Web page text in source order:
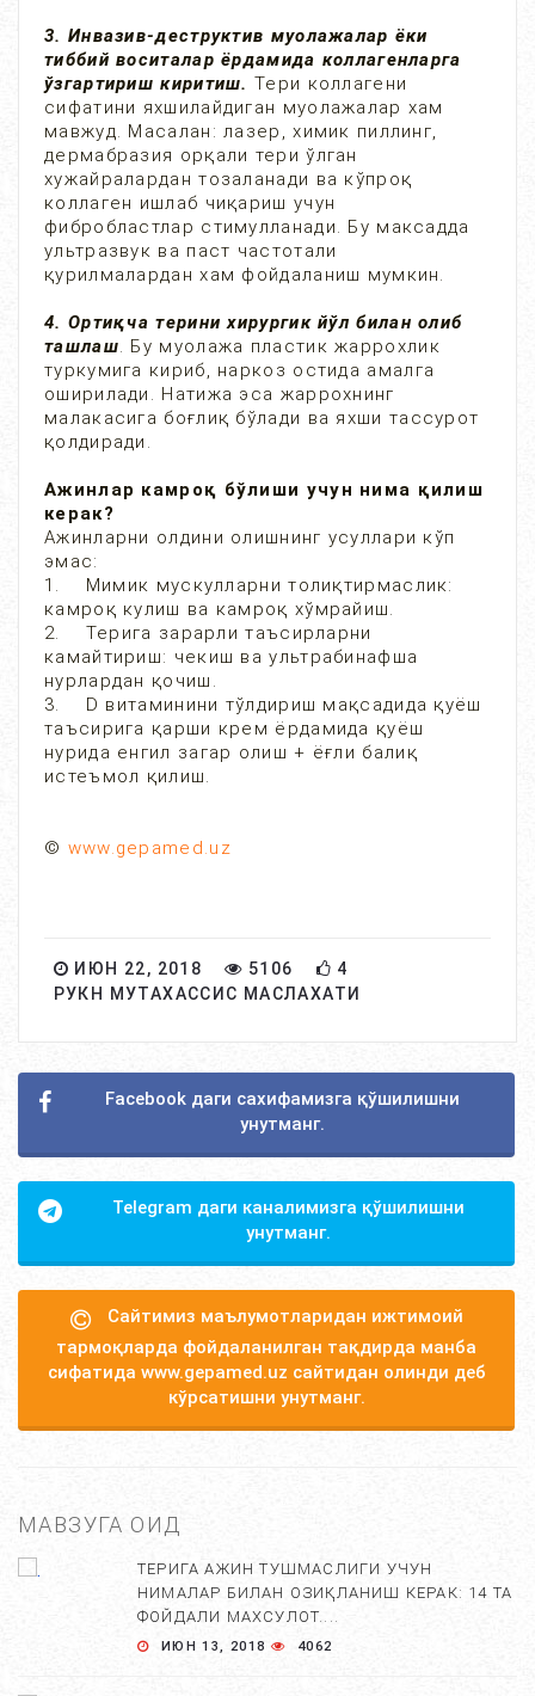
3. Инвазив-деструктив муолажалар ёки
тиббий воситалар ёрдамида коллагенларга
ўзгартириш киритиш.Тери коллагени
сифатини яхшилайдиган муолажалар хам
мавжуд. Масалан: лазер, химик пиллинг,
дермабразия орқали тери ўлган
хужайралардан тозаланади ва кўпроқ
коллаген ишлаб чиқариш учун
фибробластлар стимулланади. Бу максадда
ультразвук ва паст частотали
қурилмалардан хам фойдаланиш мумкин.
4. Ортиқча терини хирургик йўл билан олиб
ташлаш. Бу муолажа пластик жаррохлик
туркумига кириб, наркоз остида амалга
оширилади. Натижа эса жаррохнинг
малакасига боғлиқ бўлади ва яхши тассурот
қолдиради.
Ажинлар камроқ бўлиши учун нима қилиш
керак?
Ажинларни олдини олишнинг усуллари кўп
эмас:
1. Мимик мускулларни толиқтирмаслик:
камроқ кулиш ва камроқ хўмрайиш.
2. Терига зарарли таъсирларни
камайтириш: чекиш ва ультрабинафша
нурлардан қочиш.
3. D витаминини тўлдириш мақсадида қуёш
таъсирига қарши крем ёрдамида қуёш
нурида енгил загар олиш + ёғли балиқ
истеъмол қилиш.
© www.gepamed.uz
ИЮН 22, 2018 5106
4
РУКН МУТАХАССИС МАСЛАХАТИ
Facebook даги сахифамизга қўшилишни
унутманг.
Telegram даги каналимизга қўшилишни
унутманг.
Сайтимиз маълумотларидан ижтимоий
тармоқларда фойдаланилган тақдирда манба
сифатида www.gepamed.uz сайтидан олинди деб
кўрсатишни унутманг.
МАВЗУГА ОИД
ТЕРИГА АЖИН ТУШМАСЛИГИ УЧУН
НИМАЛАР БИЛАН ОЗИҚЛАНИШ КЕРАК: 14 ТА
ФОЙДАЛИ МАХСУЛОТ....
ИЮН 13, 2018 4062